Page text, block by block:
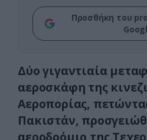
Προσθήκη του
Δύο γιγαντιαία
αεροσκάφη της
Αεροπορίας,
Πακιστάν,
αεροδρόμιο της